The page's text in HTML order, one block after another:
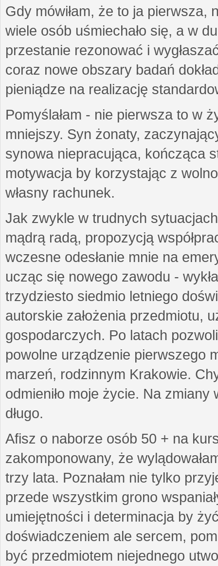
Gdy mówiłam, że to ja pierwsza,
wiele osób uśmiechało się, a w
przestanie rezonować i
coraz nowe obszary badań
pieniądze na realizację
Pomyślałam - nie pierwsza to w
mniejszy. Syn żonaty,
synowa niepracująca, kończąca
motywacja by korzystając z
własny rachunek.
Jak zwykle w trudnych
mądrą radą, propozycją
wczesne odesłanie mnie na
ucząc się nowego zawodu -
trzydziesto siedmio letniego
autorskie założenia przedmiotu,
gospodarczych. Po latach
powolne urządzenie pierwszego
marzeń, rodzinnym Krakowie.
odmieniło moje życie. Na
długo.
Afisz o naborze osób 50 + na
zakomponowany, że
trzy lata. Poznałam nie tylko
przede wszystkim grono
umiejętności i determinacja by
doświadczeniem ale sercem,
być przedmiotem niejednego